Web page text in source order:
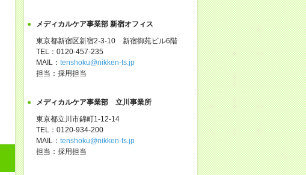
メディカルケア事業部 新宿オフィス
東京都新宿区新宿2-3-10 新宿御苑ビル6階
TEL：0120-457-235
MAIL： tenshoku@nikken-ts.jp
担当：採用担当
メディカルケア事業部 立川事業所
東京都立川市錦町1-12-14
TEL：0120-934-200
MAIL： tenshoku@nikken-ts.jp
担当：採用担当